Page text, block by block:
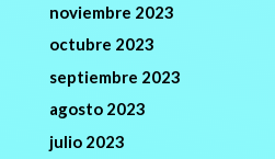
noviembre 2023
octubre 2023
septiembre 2023
agosto 2023
julio 2023